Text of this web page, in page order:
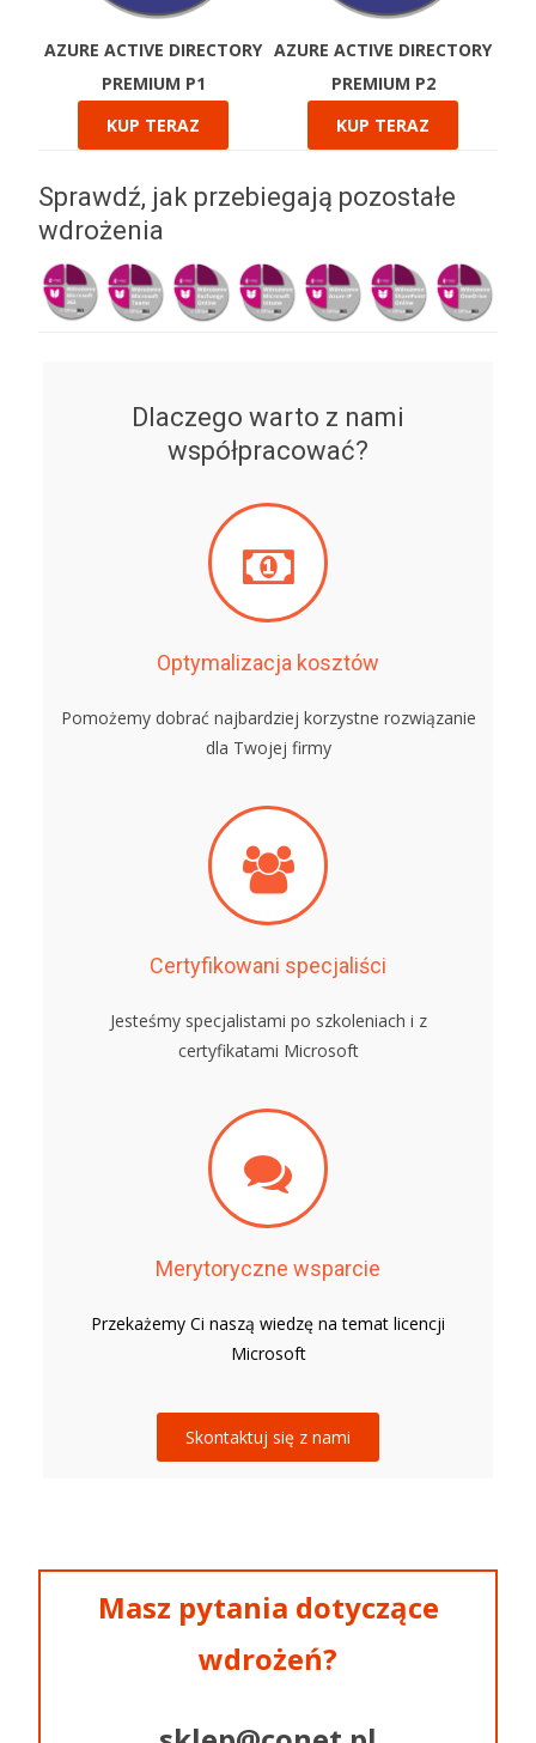
AZURE ACTIVE DIRECTORY
PREMIUM P1
AZURE ACTIVE DIRECTORY
PREMIUM P2
KUP TERAZ
KUP TERAZ
Sprawdź, jak przebiegają pozostałe
wdrożenia
Dlaczego warto z nami
współpracować?
Optymalizacja kosztów
Pomożemy dobrać najbardziej korzystne rozwiązanie
dla Twojej firmy
Certyfikowani specjaliści
Jesteśmy specjalistami po szkoleniach i z
certyfikatami Microsoft
Merytoryczne wsparcie
Przekażemy Ci naszą wiedzę na temat licencji
Microsoft
Skontaktuj się z nami
Masz pytania dotyczące
wdrożeń?